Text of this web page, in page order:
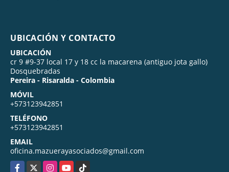
UBICACIÓN Y CONTACTO
UBICACIÓN
cr 9 #9-37 local 17 y 18 cc la macarena (antiguo jota gallo)
Dosquebradas
Pereira - Risaralda - Colombia
MÓVIL
+573123942851
TELÉFONO
+573123942851
EMAIL
oficina.mazuerayasociados@gmail.com
Facebook
X InstagramYouTubeTikTok